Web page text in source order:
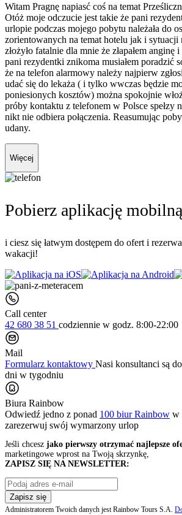
Witam Pragnę napiasć coś na temat
Otóż moje odczucie jest takie że pani
urlopie podczas mojego pobytu należała do
zorientowanych na temat hotelu jak i sytuacji
złożyło fatalnie dla mnie że złapałem anginę
pani rezydentki znikoma musiałem poradzić
że na telefon alarmowy należy najpierw
udać się do lekaża ( i tylko wwczas będzie
poniesionych kosztów) można spokojnie
próby kontaktu z telefonem w Polsce spełzy
nikt nie odbiera połączenia. Reasumując
udany.
Więcej
Pobierz aplikację
i ciesz się łatwym dostępem do ofert i
wakacji!
Call center
42 680 38 51 codziennie w godz. 8:00-22:00
Mail
Formularz kontaktowy Nasi konsultanci są
dni w tygodniu
Biura Rainbow
Odwiedź jedno z ponad 100 biur Rainbow w
zarezerwuj swój wymarzony urlop
Jeśli chcesz jako pierwszy otrzymać najlepsze
marketingowe wprost na Twoją skrzynkę,
ZAPISZ SIĘ NA NEWSLETTER:
Zapisz się
Administratorem Twoich danych jest Rainbow Tours S.A.